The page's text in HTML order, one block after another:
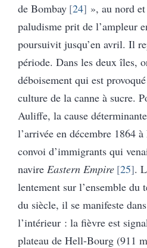
de Bombay 24 », au nord
paludisme prit de l’ampleur
poursuivit jusqu’en avril. Il
période. Dans les deux îles,
déboisement qui est
culture de la canne à sucre.
Auliffe, la cause
l’arrivée en décembre 1864
convoi d’immigrants qui
navire Eastern Empire 25 .
lentement sur l’ensemble
du siècle, il se manifeste
l’intérieur : la fièvre est
plateau de Hell-Bourg (911